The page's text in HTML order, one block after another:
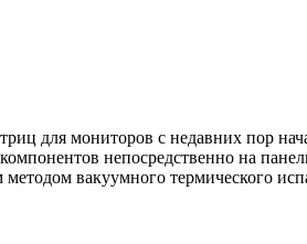
для мониторов с недавних пор
непосредственно на
методом вакуумного термического